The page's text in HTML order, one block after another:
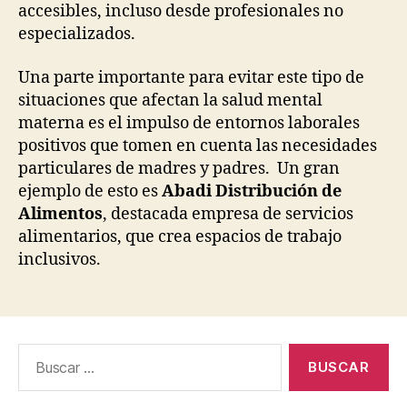
accesibles, incluso desde profesionales no
especializados.
Una parte importante para evitar este tipo de
situaciones que afectan la salud mental
materna es el impulso de entornos laborales
positivos que tomen en cuenta las necesidades
particulares de madres y padres. Un gran
ejemplo de esto esAbadi Distribución de
Alimentos, destacada empresa de servicios
alimentarios, que crea espacios de trabajo
inclusivos.